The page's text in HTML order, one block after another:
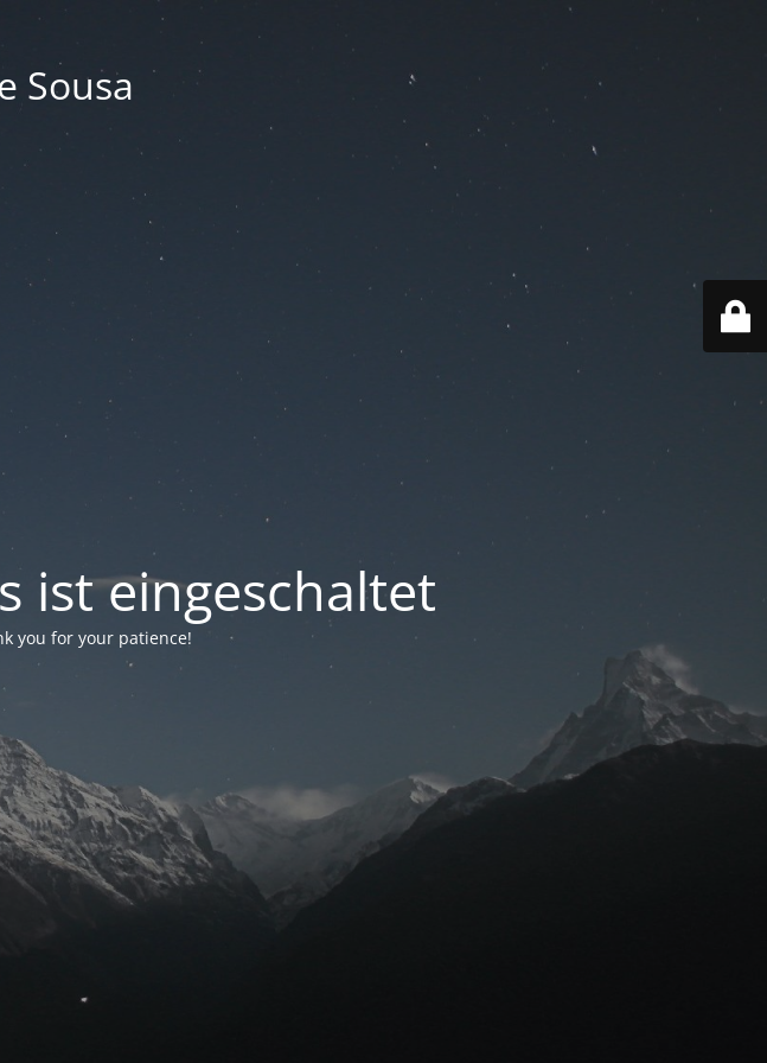
Sousa
ist eingeschaltet
you for your patience!